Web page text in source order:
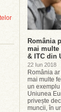
România
mai multe
& ITC din
22 Iun 2018
România
mai multe
un
Uniunea
privește
muncii, în